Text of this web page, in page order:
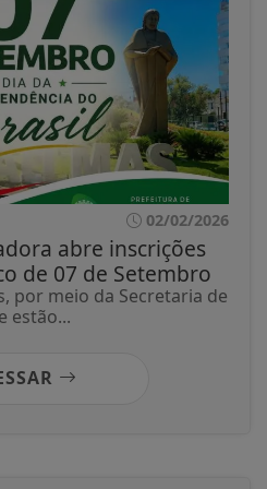
02/02/2026
abre inscrições
de 07 de Setembro
por meio da Secretaria de
estão...